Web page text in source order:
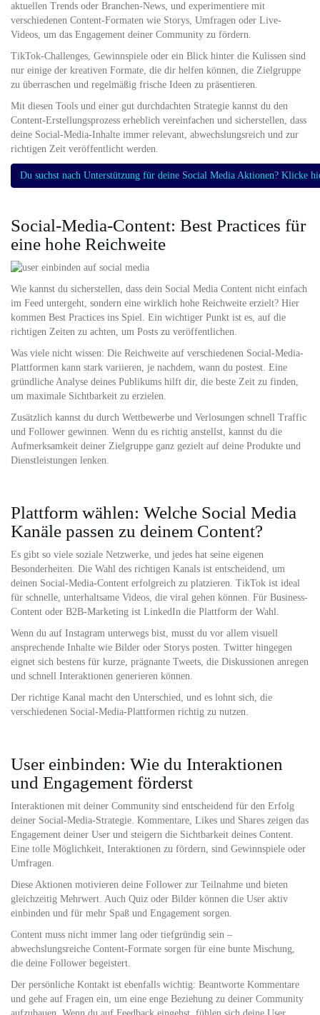
aktuellen Trends oder Branchen-News, und experimentiere mit
verschiedenen Content-Formaten wie Storys, Umfragen oder Live-
Videos, um das Engagement deiner Community zu fördern.
TikTok-Challenges, Gewinnspiele oder ein Blick hinter die Kulissen sind
nur einige der kreativen Formate, die dir helfen können, die Zielgruppe
zu überraschen und regelmäßig frische Ideen zu präsentieren.
Mit diesen Tools und einer gut durchdachten Strategie kannst du den
Content-Erstellungsprozess erheblich vereinfachen und sicherstellen, dass
deine Social-Media-Inhalte immer relevant, abwechslungsreich und zur
richtigen Zeit veröffentlicht werden.
Du suchst nach Unterstützung für deine Social Media Aktionen? Klicke
Social-Media-Content: Best Practices für
eine hohe Reichweite
Wie kannst du sicherstellen, dass dein Social Media Content nicht einfach
im Feed untergeht, sondern eine wirklich hohe Reichweite erzielt? Hier
kommen Best Practices ins Spiel. Ein wichtiger Punkt ist es, auf die
richtigen Zeiten zu achten, um Posts zu veröffentlichen.
Was viele nicht wissen: Die Reichweite auf verschiedenen Social-Media-
Plattformen kann stark variieren, je nachdem, wann du postest. Eine
gründliche Analyse deines Publikums hilft dir, die beste Zeit zu finden,
um maximale Sichtbarkeit zu erzielen.
Zusätzlich kannst du durch Wettbewerbe und Verlosungen schnell Traffic
und Follower gewinnen. Wenn du es richtig anstellst, kannst du die
Aufmerksamkeit deiner Zielgruppe ganz gezielt auf deine Produkte und
Dienstleistungen lenken.
Plattform wählen: Welche Social Media
Kanäle passen zu deinem Content?
Es gibt so viele soziale Netzwerke, und jedes hat seine eigenen
Besonderheiten. Die Wahl des richtigen Kanals ist entscheidend, um
deinen Social-Media-Content erfolgreich zu platzieren. TikTok ist ideal
für schnelle, unterhaltsame Videos, die viral gehen können. Für Business-
Content oder B2B-Marketing ist LinkedIn die Plattform der Wahl.
Wenn du auf Instagram unterwegs bist, musst du vor allem visuell
ansprechende Inhalte wie Bilder oder Storys posten. Twitter hingegen
eignet sich bestens für kurze, prägnante Tweets, die Diskussionen anregen
und schnell Interaktionen generieren können.
Der richtige Kanal macht den Unterschied, und es lohnt sich, die
verschiedenen Social-Media-Plattformen richtig zu nutzen.
User einbinden: Wie du Interaktionen
und Engagement förderst
Interaktionen mit deiner Community sind entscheidend für den Erfolg
deiner Social-Media-Strategie. Kommentare, Likes und Shares zeigen das
Engagement deiner User und steigern die Sichtbarkeit deines Content.
Eine tolle Möglichkeit, Interaktionen zu fördern, sind Gewinnspiele oder
Umfragen.
Diese Aktionen motivieren deine Follower zur Teilnahme und bieten
gleichzeitig Mehrwert. Auch Quiz oder Bilder können die User aktiv
einbinden und für mehr Spaß und Engagement sorgen.
Content muss nicht immer lang oder tiefgründig sein –
abwechslungsreiche Content-Formate sorgen für eine bunte Mischung,
die deine Follower begeistert.
Der persönliche Kontakt ist ebenfalls wichtig: Beantworte Kommentare
und gehe auf Fragen ein, um eine enge Beziehung zu deiner Community